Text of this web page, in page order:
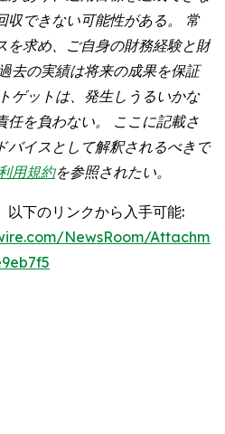
収できない可能性がある。 常
を求め、ご自身の財務経験と財
去の実績は将来の成果を保証
ゲットは、発生しうるいかな
任を負わない。 ここに記載さ
バイスとして解釈されるべきで
用規約を参照されたい。
以下のリンクから入手可能:
NewsRoom/